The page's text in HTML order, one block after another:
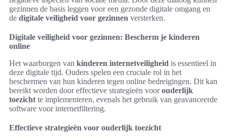
gezinnen de basis leggen voor een gezonde digitale omgang en
de digitale veiligheid voor gezinnen versterken.
Digitale veiligheid voor gezinnen: Bescherm je kinderen
online
Het waarborgen van kinderen internetveiligheid is essentieel in
deze digitale tijd. Ouders spelen een cruciale rol in het
beschermen van hun kinderen tegen online bedreigingen. Dit kan
bereikt worden door effectieve strategieën voorouderlijk
toezicht te implementeren, evenals het gebruik van geavanceerde
software voor internetfiltering.
Effectieve strategieën voor ouderlijk toezicht